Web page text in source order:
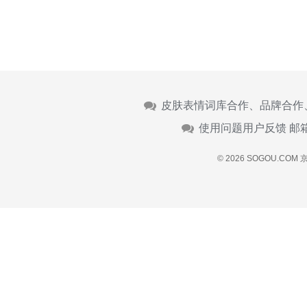
皮肤表情词库合作、品牌合
使用问题用户反馈 邮
© 2026 SOGOU.COM